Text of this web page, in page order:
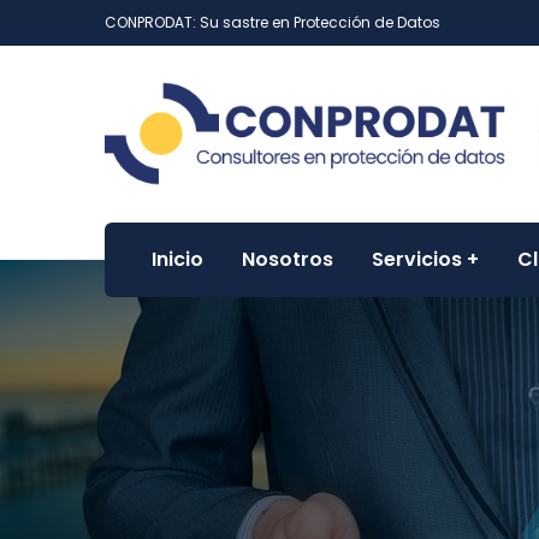
CONPRODAT: Su sastre en Protección de Datos
Inicio Nosotros Servicios